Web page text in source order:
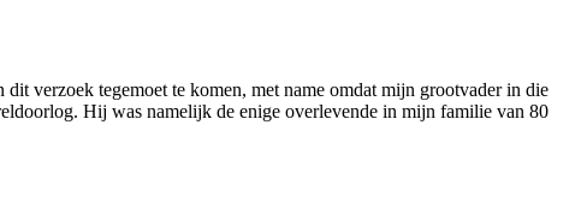
verzoek tegemoet te komen, met name omdat mijn grootvader in die
Hij was namelijk de enige overlevende in mijn familie van 80